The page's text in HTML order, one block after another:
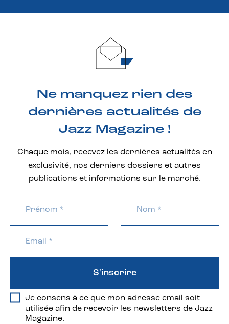
Ne manquez rien des
dernières actualités de
Jazz Magazine !
Chaque mois, recevez les dernières actualités en
exclusivité, nos derniers dossiers et autres
publications et informations sur le marché.
Je consens à ce que mon adresse email soit
utilisée afin de recevoir les newsletters de Jazz
Magazine.
S'inscrire